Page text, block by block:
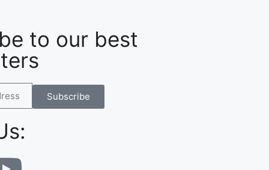
to our best
Subscribe